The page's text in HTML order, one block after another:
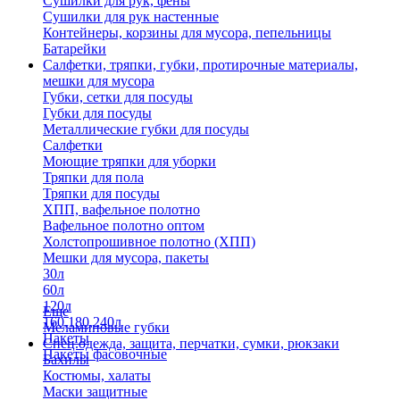
Сушилки для рук настенные
Контейнеры, корзины для мусора, пепельницы
Батарейки
Салфетки, тряпки, губки, протирочные материалы,
мешки для мусора
Губки, сетки для посуды
Губки для посуды
Металлические губки для посуды
Салфетки
Моющие тряпки для уборки
Тряпки для пола
Тряпки для посуды
ХПП, вафельное полотно
Вафельное полотно оптом
Холстопрошивное полотно (ХПП)
Мешки для мусора, пакеты
30л
60л
120л
160,180,240л
Пакеты
Пакеты фасовочные
Еще
Меламиновые губки
Спец.одежда, защита, перчатки, сумки, рюкзаки
Бахилы
Костюмы, халаты
Маски защитные